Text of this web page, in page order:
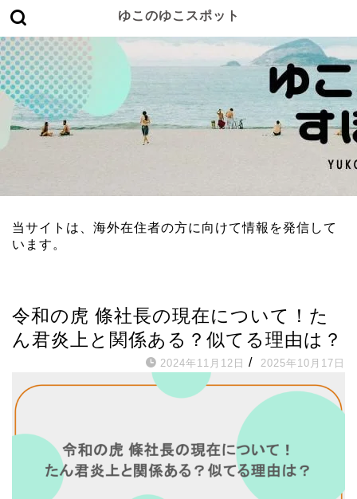
ゆこのゆこスポット
当サイトは、海外在住者の方に向けて情報を発信して
います。
令和の虎 條社長の現在について！た
ん君炎上と関係ある？似てる理由は？
2024年11月12日 / 2025年10月17日